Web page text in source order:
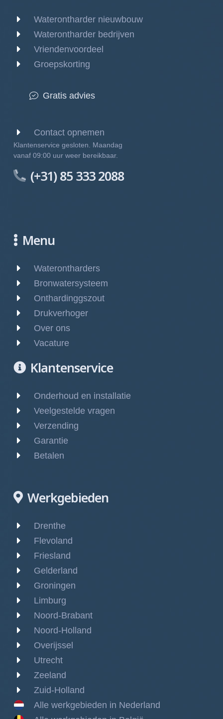
Waterontharder nieuwbouw
Waterontharder bedrijven
Vriendenvoordeel
Groepskorting
Gratis advies
Contact opnemen
Klantenservice gesloten. Maandag
vanaf 09:00 uur weer bereikbaar.
(+31) 85 333 2088
Menu
Waterontharders
Bronwatersysteem
Onthardinggszout
Drukverhoger
Over ons
Vacature
Klantenservice
Onderhoud en installatie
Veelgestelde vragen
Verzending
Garantie
Betalen
Werkgebieden
Drenthe
Flevoland
Friesland
Gelderland
Groningen
Limburg
Noord-Brabant
Noord-Holland
Overijssel
Utrecht
Zeeland
Zuid-Holland
Alle werkgebieden in Nederland